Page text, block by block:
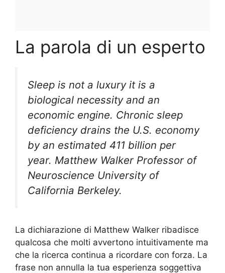
La parola di un esperto
Sleep is not a luxury it is a
biological necessity and an
economic engine. Chronic sleep
deficiency drains the U.S. economy
by an estimated 411 billion per
year. Matthew Walker Professor of
Neuroscience University of
California Berkeley.
La dichiarazione di Matthew Walker ribadisce
qualcosa che molti avvertono intuitivamente ma
che la ricerca continua a ricordare con forza. La
frase non annulla la tua esperienza soggettiva